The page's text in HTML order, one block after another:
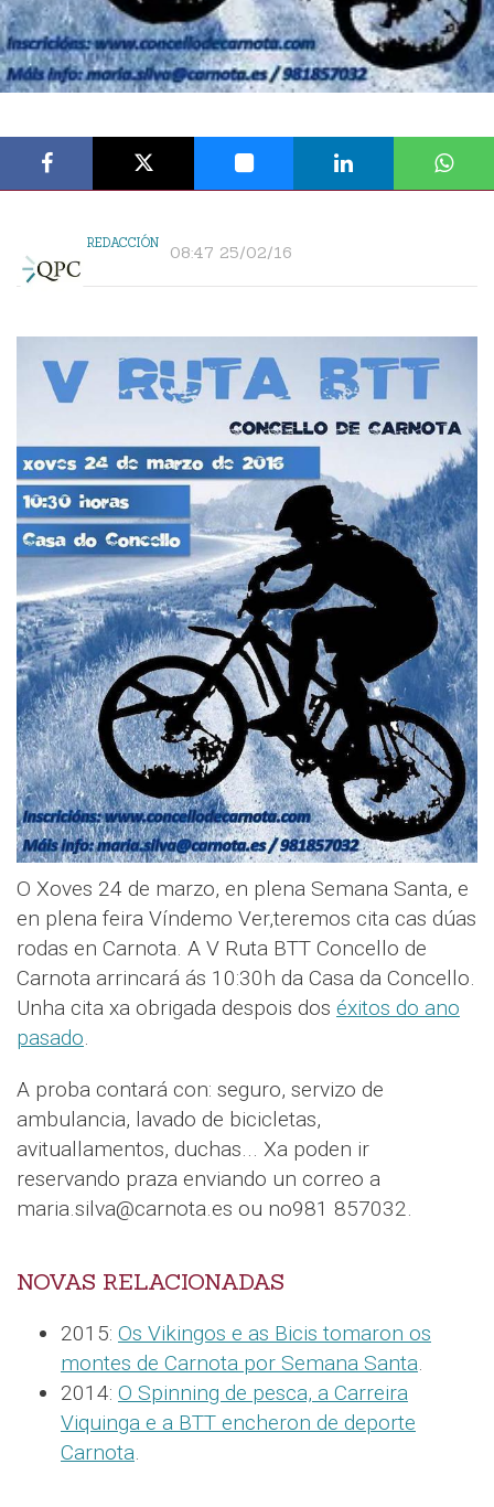
REDACCIÓN 08:47 25/02/16
O Xoves 24 de marzo, en plena Semana Santa, e
en plena feira Víndemo Ver,teremos cita cas dúas
rodas en Carnota. A V Ruta BTT Concello de
Carnota arrincará ás 10:30h da Casa da Concello.
Unha cita xa obrigada despois dos éxitos do ano
pasado.
A proba contará con: seguro, servizo de
ambulancia, lavado de bicicletas,
avituallamentos, duchas... Xa poden ir
reservando praza enviando un correo a
maria.silva@carnota.es ou no981 857032.
NOVAS RELACIONADAS
2015: Os Vikingos e as Bicis tomaron os
montes de Carnota por Semana Santa.
2014: O Spinning de pesca, a Carreira
Viquinga e a BTT encheron de deporte
Carnota.